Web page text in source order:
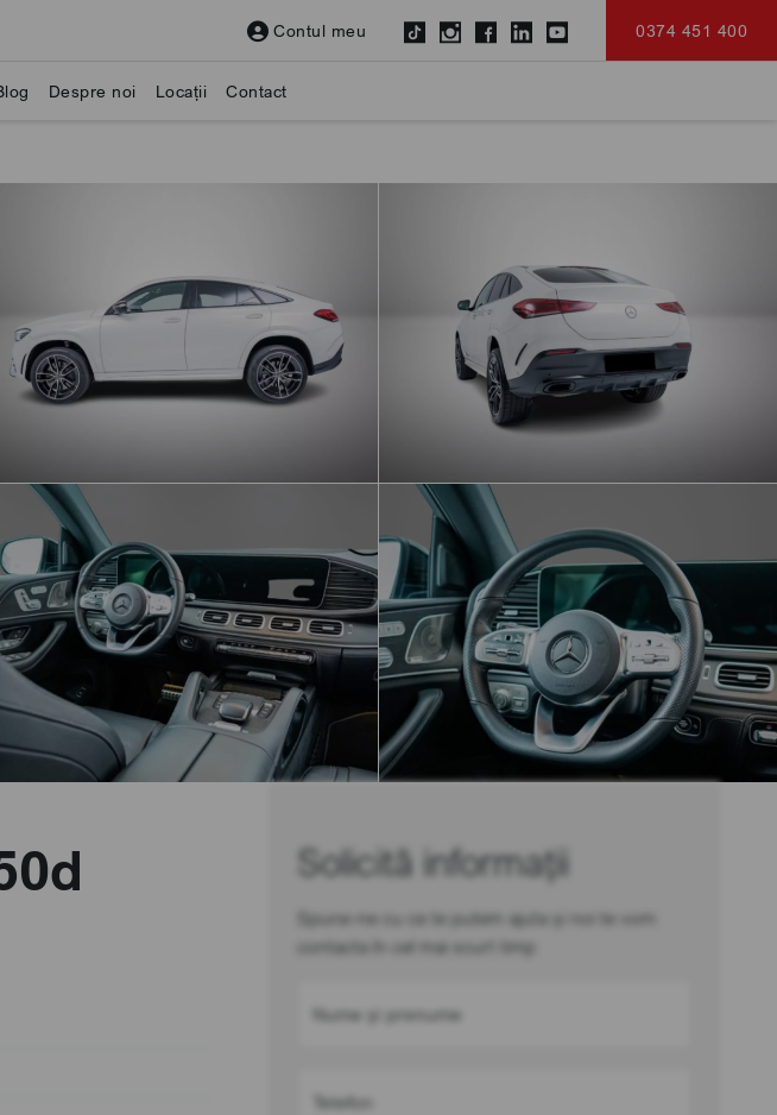
Contul meu 0374 451 400
Despre noi Locații Contact
Solicită informații
Spune-ne cu ce te putem ajuta și noi te vom
contacta în cel mai scurt timp
Nume și prenume
Telefon